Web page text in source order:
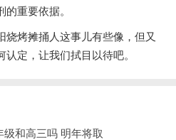
重要依据。
烤摊捅人这事儿有些像，但又
定，让我们拭目以待吧。
级和高三吗 明年将取